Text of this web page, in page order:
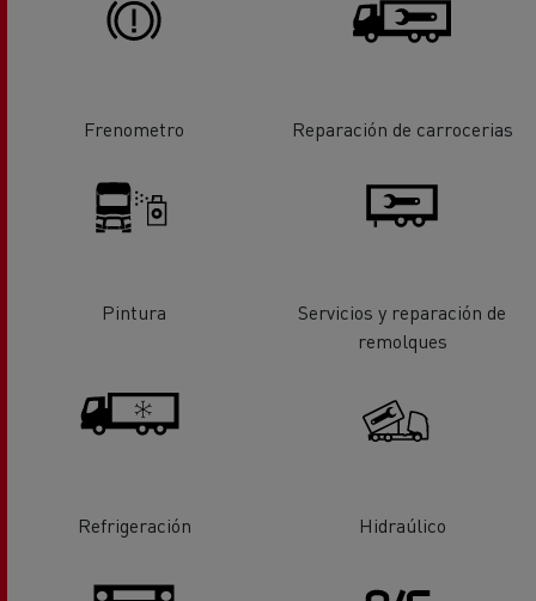
Frenometro Reparación de carrocerias
Pintura
Servicios y reparación de
remolques
Refrigeración Hidraúlico